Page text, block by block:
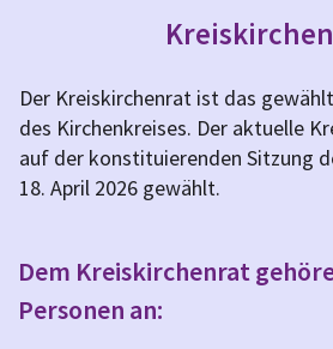
Der Kreiskirchenrat ist das
des Kirchenkreises. Der aktuelle
auf der konstituierenden Sitzung
18. April 2026 gewählt.
Dem Kreiskirchenrat
Personen an: